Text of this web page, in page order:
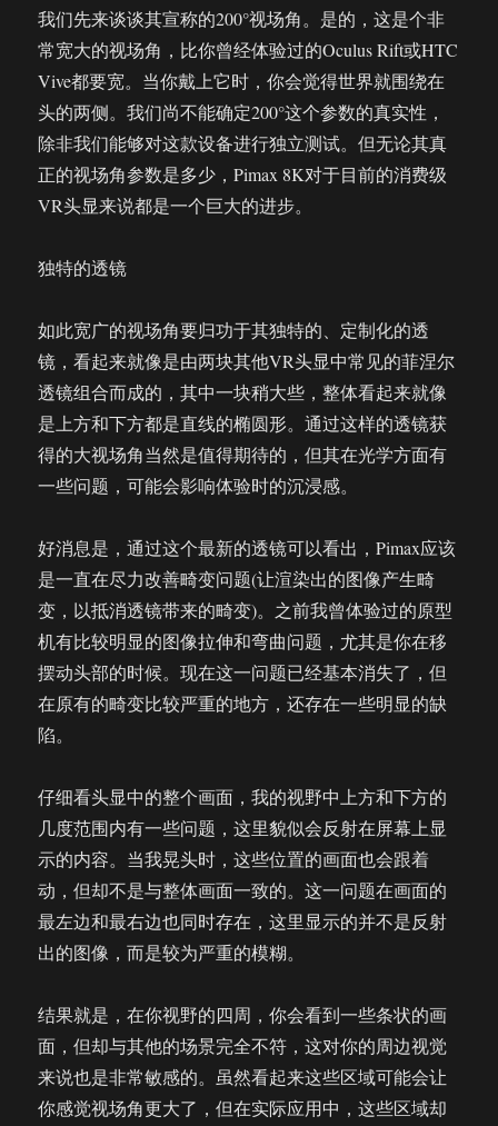
我们先来谈谈其宣称的200°视场角。是的，这是个非
常宽大的视场角，比你曾经体验过的Oculus Rift或HTC
Vive都要宽。当你戴上它时，你会觉得世界就围绕在
头的两侧。我们尚不能确定200°这个参数的真实性，
除非我们能够对这款设备进行独立测试。但无论其真
正的视场角参数是多少，Pimax 8K对于目前的消费级
VR头显来说都是一个巨大的进步。
独特的透镜
如此宽广的视场角要归功于其独特的、定制化的透
镜，看起来就像是由两块其他VR头显中常见的菲涅尔
透镜组合而成的，其中一块稍大些，整体看起来就像
是上方和下方都是直线的椭圆形。通过这样的透镜获
得的大视场角当然是值得期待的，但其在光学方面有
一些问题，可能会影响体验时的沉浸感。
好消息是，通过这个最新的透镜可以看出，Pimax应该
是一直在尽力改善畸变问题(让渲染出的图像产生畸
变，以抵消透镜带来的畸变)。之前我曾体验过的原型
机有比较明显的图像拉伸和弯曲问题，尤其是你在移
摆动头部的时候。现在这一问题已经基本消失了，但
在原有的畸变比较严重的地方，还存在一些明显的缺
陷。
仔细看头显中的整个画面，我的视野中上方和下方的
几度范围内有一些问题，这里貌似会反射在屏幕上显
示的内容。当我晃头时，这些位置的画面也会跟着
动，但却不是与整体画面一致的。这一问题在画面的
最左边和最右边也同时存在，这里显示的并不是反射
出的图像，而是较为严重的模糊。
结果就是，在你视野的四周，你会看到一些条状的画
面，但却与其他的场景完全不符，这对你的周边视觉
来说也是非常敏感的。虽然看起来这些区域可能会让
你感觉视场角更大了，但在实际应用中，这些区域却